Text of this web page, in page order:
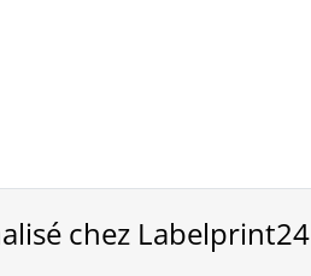
chez Labelprint24